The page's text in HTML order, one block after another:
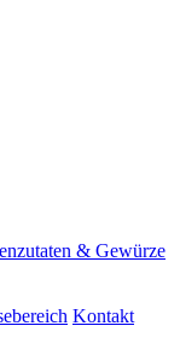
& Gewürze
Kontakt